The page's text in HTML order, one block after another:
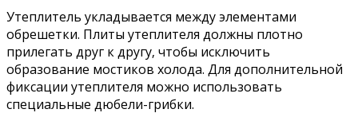
Утеплитель укладывается между элементами
обрешетки. Плиты утеплителя должны плотно
прилегать друг к другу‚ чтобы исключить
образование мостиков холода. Для дополнительной
фиксации утеплителя можно использовать
специальные дюбели-грибки.